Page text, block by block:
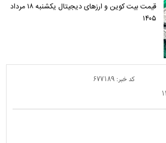
قیمت بیت کوین و ارز‌های دیجیتال یکشنبه ۱۸ مرداد
۱۴۰۵
کد خبر: ۶۷۷۱۸۹